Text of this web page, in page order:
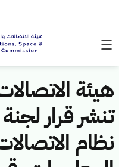
هيئة
تنشر قرار
نظام